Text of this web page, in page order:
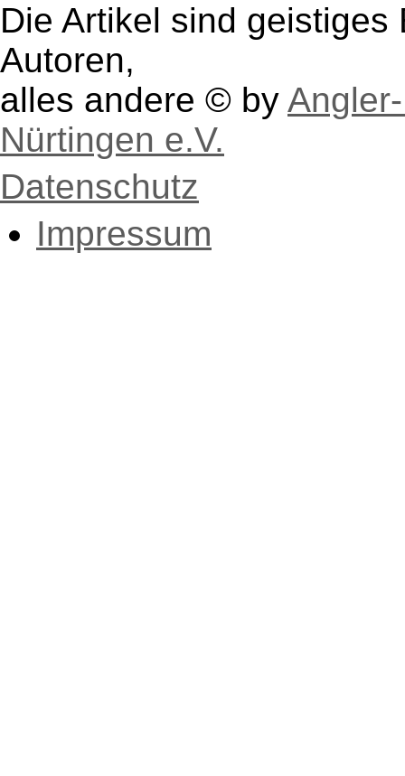
Die Artikel sind
Autoren,
alles andere © by
Nürtingen e.V.
Datenschutz
Impressum